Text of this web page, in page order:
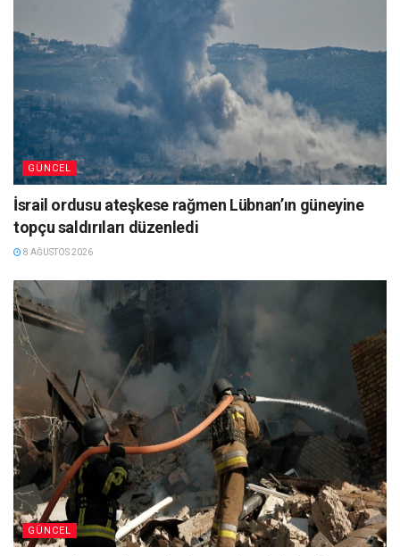
GÜNCEL
İsrail ordusu ateşkese rağmen Lübnan’ın güneyine
topçu saldırıları düzenledi
8 AĞUSTOS 2026
GÜNCEL